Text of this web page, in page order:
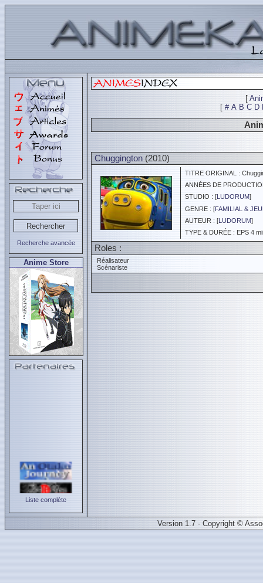
Recherche avancée
Anime Store
Liste complète
[
[ # A B C D
Chuggington (2010)
TITRE ORIGINAL :
ANNÉES DE
STUDIO : [LUDORUM]
GENRE : [FAMILIAL &
AUTEUR : [LUDORUM]
TYPE & DURÉE : EPS 4
Roles :
Réalisateur
Scénariste
Version 1.7 - Copyright ©